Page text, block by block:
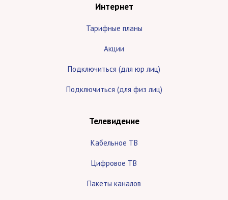
Интернет
Тарифные планы
Акции
Подключиться (для юр лиц)
Подключиться (для физ лиц)
Телевидение
Кабельное ТВ
Цифровое ТВ
Пакеты каналов